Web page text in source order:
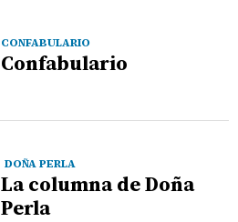
CONFABULARIO
Confabulario
DOÑA PERLA
La columna de Doña
Perla